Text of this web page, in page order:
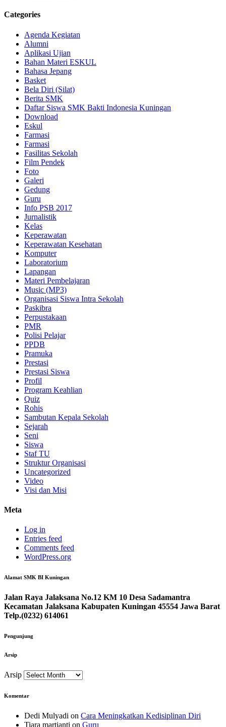
Categories
Agenda Kegiatan
Alumni
Aplikasi Ujian
Bahan Materi ESKUL
Bahasa Jepang
Basket
Bela Diri (Silat)
Berita SMK
Daftar Siswa SMK Bakti Indonesia Kuningan
Download
Eskul
Farmasi
Farmasi
Fasilitas Sekolah
Film Pendek
Foto
Galeri
Gedung
Guru
Info PSB 2017
Jurnalistik
Kelas
Keperawatan
Keperawatan Kesehatan
Komputer
Laboratorium
Lapangan
Materi Pembelajaran
Music (MP3)
Organisasi Siswa Intra Sekolah
Paskibra
Perpustakaan
PMR
Polisi Pelajar
PPDB
Pramuka
Prestasi
Prestasi Siswa
Profil
Program Keahlian
Quiz
Rohis
Sambutan Kepala Sekolah
Sejarah
Seni
Siswa
Staf TU
Struktur Organisasi
Uncategorized
Video
Visi dan Misi
Meta
Log in
Entries feed
Comments feed
WordPress.org
Alamat SMK BI Kuningan
Jalan Raya Jalaksana No.12 KM 10 Desa Sadamantra
Kecamatan Jalaksana Kabupaten Kuningan 45554 Jawa Barat
Telp.(0232) 614061
Pengunjung
Arsip
Arsip
Komentar
Dedi Mulyadi on Cara Meningkatkan Kedisiplinan Diri
Tiara martianti on Guru